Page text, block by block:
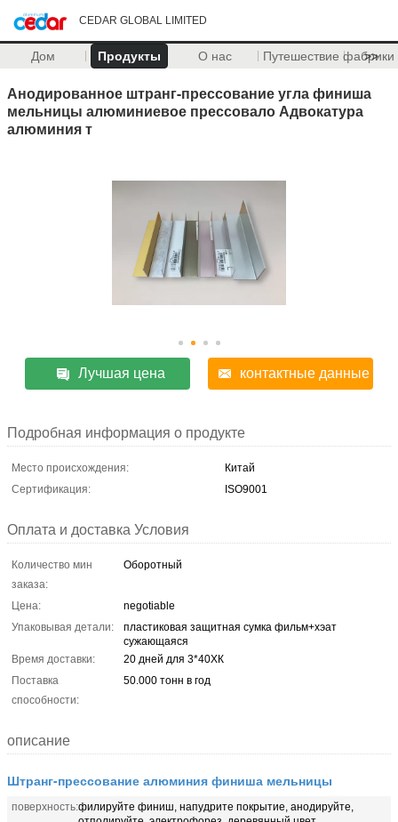
CEDAR GLOBAL LIMITED
Дом Продукты О нас Путешествие фабрики
>>
Анодированное штранг-прессование угла финиша
мельницы алюминиевое прессовало Адвокатура
алюминия т
Лучшая цена контактные данные
Подробная информация о продукте
Место происхождения:
Китай
Сертификация:
ISO9001
Оплата и доставка Условия
Количество мин
заказа:
Оборотный
Цена:
negotiable
Упаковывая детали:
пластиковая защитная сумка фильм+хэат
сужающаяся
Время доставки:
20 дней для 3*40ХК
Поставка
способности:
50.000 тонн в год
описание
Штранг-прессование алюминия финиша мельницы
поверхность:филируйте финиш, напудрите покрытие, анодируйте,